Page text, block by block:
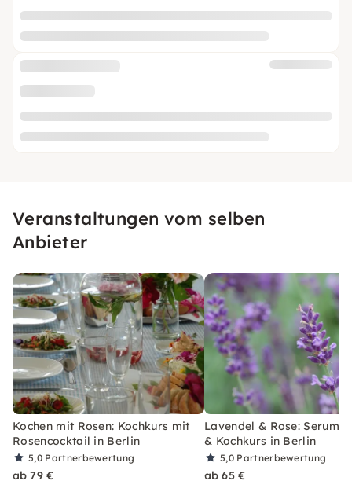
Veranstaltungen vom selben
Anbieter
Kochen mit Rosen: Kochkurs mit
Rosencocktail in Berlin
5,0 Partnerbewertung
ab 79 €
Lavendel & Rose: Serum,
& Kochkurs in Berlin
5,0 Partnerbewertung
ab 65 €